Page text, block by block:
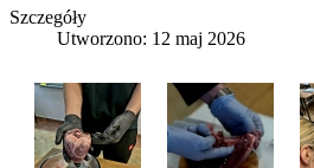
Szczegóły
Utworzono: 12 maj 2026